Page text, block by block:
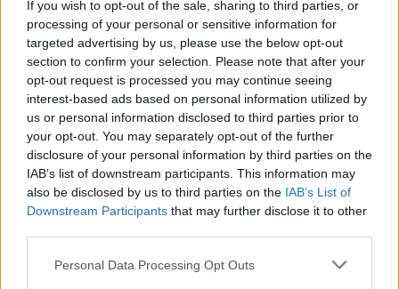
If you wish to opt-out of the sale, sharing to third parties, or
processing of your personal or sensitive information for
targeted advertising by us, please use the below opt-out
section to confirm your selection. Please note that after your
opt-out request is processed you may continue seeing
interest-based ads based on personal information utilized by
us or personal information disclosed to third parties prior to
your opt-out. You may separately opt-out of the further
disclosure of your personal information by third parties on the
IAB’s list of downstream participants. This information may
also be disclosed by us to third parties on the IAB’s List of
Downstream Participants that may further disclose it to other
Please note that this website/app uses one or more Google
Personal Data Processing Opt Outs
Džilindžeru